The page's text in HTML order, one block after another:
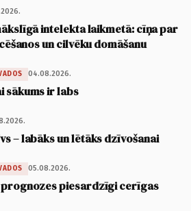
intelekta laikmetā: cīņa par
un cilvēku domāšanu
04.08.2026.
sākums ir labs
– labāks un lētāks dzīvošanai
05.08.2026.
prognozes piesardzīgi cerīgas